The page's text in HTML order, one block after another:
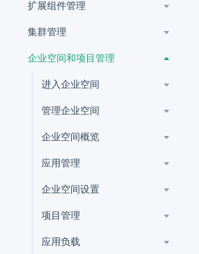
扩展组件管理
集群管理
企业空间和项目管理
进入企业空间
管理企业空间
企业空间概览
应用管理
企业空间设置
项目管理
应用负载